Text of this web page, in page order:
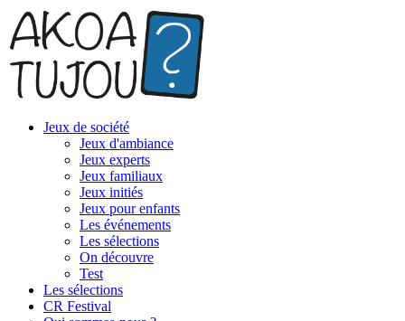
Jeux de société
Jeux d'ambiance
Jeux experts
Jeux familiaux
Jeux initiés
Jeux pour enfants
Les événements
Les sélections
On découvre
Test
Les sélections
CR Festival